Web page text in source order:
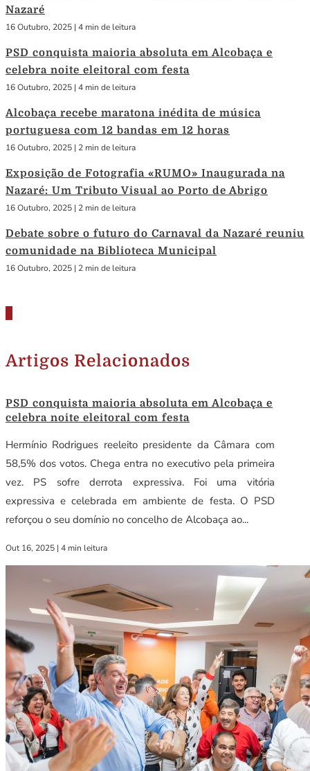
Nazaré
16 Outubro, 2025 | 4 min de leitura
PSD conquista maioria absoluta em Alcobaça e
celebra noite eleitoral com festa
16 Outubro, 2025 | 4 min de leitura
Alcobaça recebe maratona inédita de música
portuguesa com 12 bandas em 12 horas
16 Outubro, 2025 | 2 min de leitura
Exposição de Fotografia «RUMO» Inaugurada na
Nazaré: Um Tributo Visual ao Porto de Abrigo
16 Outubro, 2025 | 2 min de leitura
Debate sobre o futuro do Carnaval da Nazaré reuniu
comunidade na Biblioteca Municipal
16 Outubro, 2025 | 2 min de leitura
Artigos Relacionados
PSD conquista maioria absoluta em Alcobaça e
celebra noite eleitoral com festa
Hermínio Rodrigues reeleito presidente da Câmara com
58,5% dos votos. Chega entra no executivo pela primeira
vez. PS sofre derrota expressiva. Foi uma vitória
expressiva e celebrada em ambiente de festa. O PSD
reforçou o seu domínio no concelho de Alcobaça ao...
Out 16, 2025 | 4 min leitura